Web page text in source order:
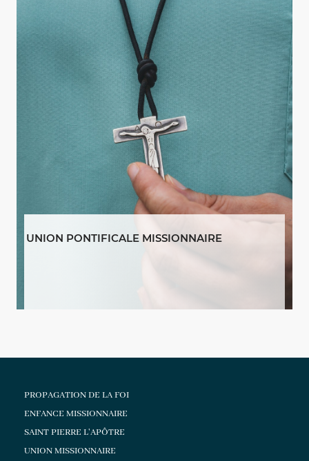
UNION PONTIFICALE MISSIONNAIRE
PROPAGATION DE LA FOI
ENFANCE MISSIONNAIRE
SAINT PIERRE L'APÔTRE
UNION MISSIONNAIRE